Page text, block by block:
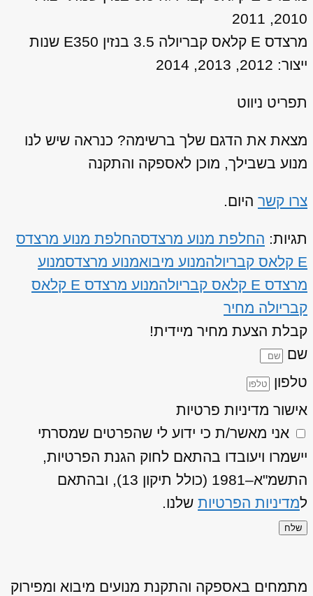
2010, 2011
מרצדס E קלאס קבריולה 3.5 בנזין E350 שנות
ייצור: 2012, 2013, 2014
תפריט ניווט
מצאת את הדגם שלך ברשימה? כנראה שיש לנו
מנוע בשבילך, מוכן לאספקה והתקנה
צרו קשר היום.
תגיות: החלפת מנוע מרצדסהחלפת מנוע מרצדס
E קלאס קבריולה
מנוע מיבואמנוע מרצדסמנוע
מרצדס E קלאס קבריולה
מנוע מרצדס E קלאס
קבריולה מחיר
קבלת הצעת מחיר מיידית!
שם
טלפון
אישור מדיניות פרטיות
אני מאשר/ת כי ידוע לי שהפרטים שמסרתי
יישמרו ויעובדו בהתאם לחוק הגנת הפרטיות,
התשמ"א–1981 (כולל תיקון 13), ובהתאם
למדיניות הפרטיות שלנו.
שלח
מתמחים באספקה והתקנת מנועים מיבוא ומפירוק